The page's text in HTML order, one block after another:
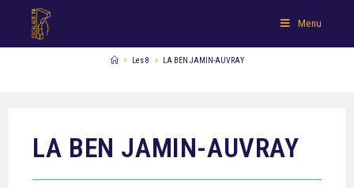
Menu
> Les 8 > LA BEN JAMIN-AUVRAY
LA BEN JAMIN-AUVRAY